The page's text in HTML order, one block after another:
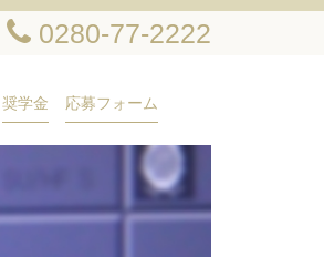
0280-77-2222
奨学金 応募フォーム